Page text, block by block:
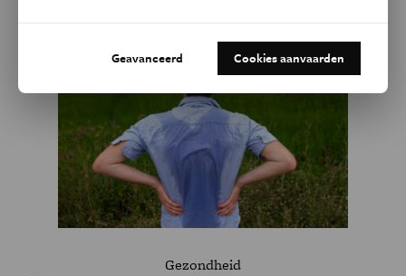
Gezondheid
Geavanceerd Cookies aanvaarden